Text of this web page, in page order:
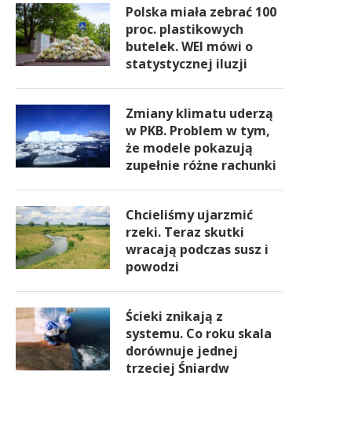
Polska miała zebrać 100
proc. plastikowych
butelek. WEI mówi o
statystycznej iluzji
Zmiany klimatu uderzą
w PKB. Problem w tym,
że modele pokazują
zupełnie różne rachunki
Chcieliśmy ujarzmić
rzeki. Teraz skutki
wracają podczas susz i
powodzi
Ścieki znikają z
systemu. Co roku skala
dorównuje jednej
trzeciej Śniardw